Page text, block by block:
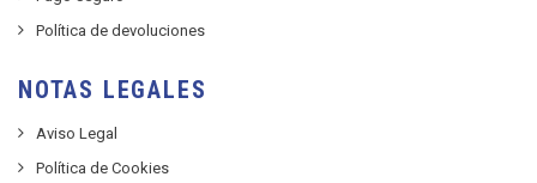
Política de devoluciones
NOTAS LEGALES
Aviso Legal
Política de Cookies